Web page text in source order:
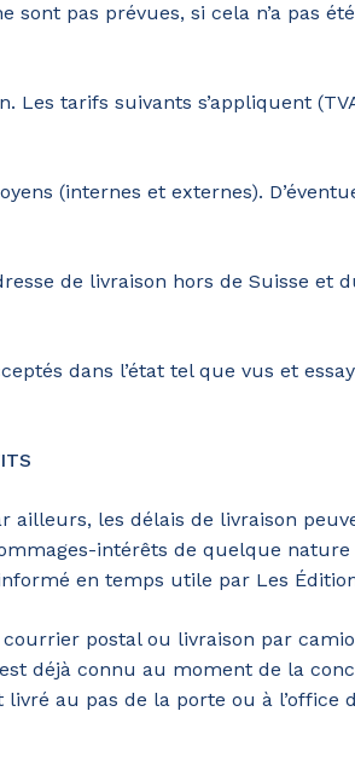
pas prévues, si cela n’a pas
tarifs suivants s’appliquent
(internes et externes).
de livraison hors de Suisse et
dans l’état tel que vus et
ailleurs, les délais de livraison
intérêts de quelque nature
en temps utile par Les
postal ou livraison par
déjà connu au moment de la
au pas de la porte ou à l’office